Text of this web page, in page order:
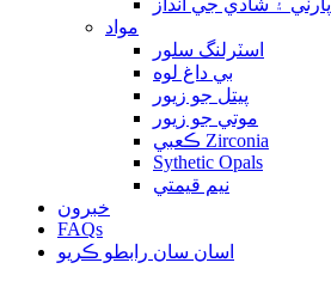
پارٽي ۽ شادي جي انداز
مواد
اسٽرلنگ سلور
بي داغ لوه
پيتل جو زيور
موتي جو زيور
ڪعبي Zirconia
Sythetic Opals
نيم قيمتي
خبرون
FAQs
اسان سان رابطو ڪريو